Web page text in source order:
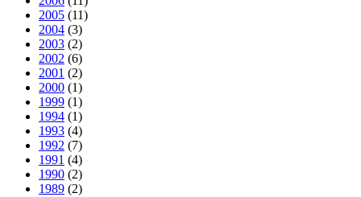
2005 (11)
2004 (3)
2003 (2)
2002 (6)
2001 (2)
2000 (1)
1999 (1)
1994 (1)
1993 (4)
1992 (7)
1991 (4)
1990 (2)
1989 (2)